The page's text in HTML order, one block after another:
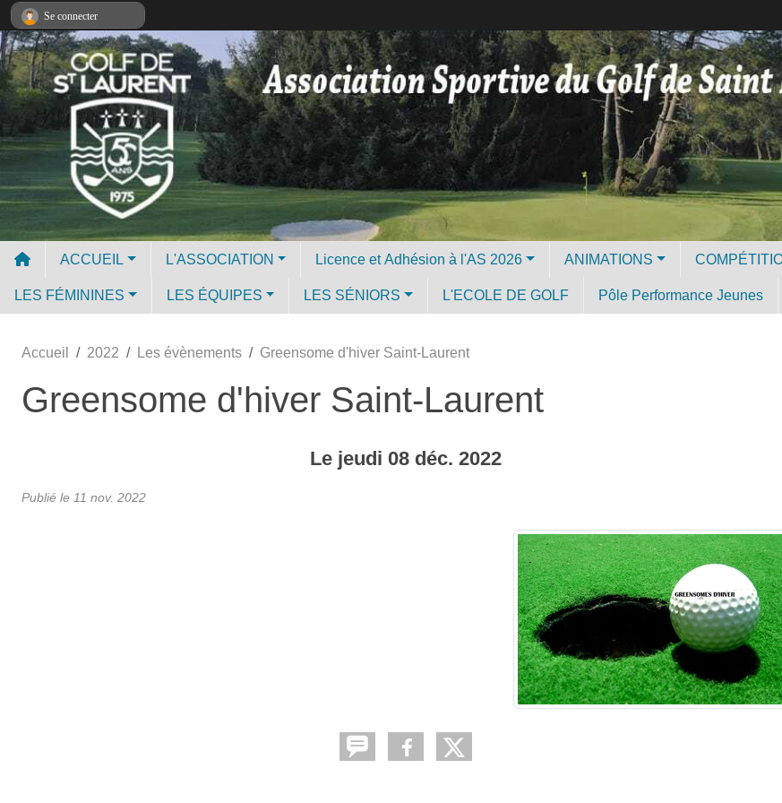
ACCUEIL L'ASSOCIATION Licence et Adhésion à l'AS 2026 ANIMATIONS
LES FÉMININES LES ÉQUIPES LES SÉNIORS L'ECOLE DE GOLF Pôle Performance Jeunes
Accueil 2022 Les évènements Greensome d'hiver Saint-Laurent
Greensome d'hiver Saint-Laurent
Le jeudi 08 déc. 2022
Publié le 11 nov. 2022
ARTECO
Se connecter
Panneau de gestion des cookies